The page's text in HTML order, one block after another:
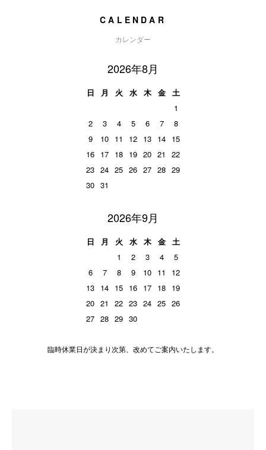
CALENDAR
カレンダー
2026年8月
日 月 火 水 木 金
土
1
2
3 4 5 6 7
8
9
10 11 12 13 14 15
16 17 18 19 20 21
22
23 24 25 26 27 28 29
30 31
2026年9月
日 月 火 水 木 金
土
1
2 3 4
5
6
7 8 9 10 11
12
13 14 15 16 17 18 19
20 21 22 23 24 25 26
27 28 29 30
臨時休業日が決まり次第、改めてご案内いたします。